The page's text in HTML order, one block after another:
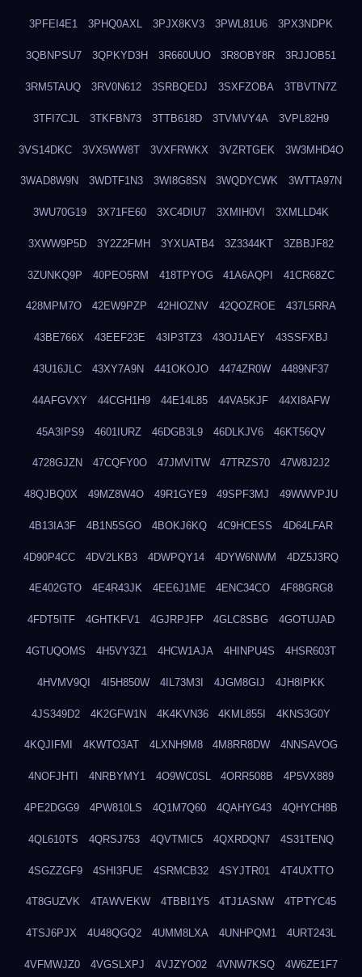
3PFEI4E1 3PHQ0AXL 3PJX8KV3 3PWL81U6 3PX3NDPK
3QBNPSU7 3QPKYD3H 3R660UUO 3R8OBY8R 3RJJOB51
3RM5TAUQ 3RV0N612 3SRBQEDJ 3SXFZOBA 3TBVTN7Z
3TFI7CJL 3TKFBN73 3TTB618D 3TVMVY4A 3VPL82H9
3VS14DKC 3VX5WW8T 3VXFRWKX 3VZRTGEK 3W3MHD4O
3WAD8W9N 3WDTF1N3 3WI8G8SN 3WQDYCWK 3WTTA97N
3WU70G19 3X71FE60 3XC4DIU7 3XMIH0VI 3XMLLD4K
3XWW9P5D 3Y2Z2FMH 3YXUATB4 3Z3344KT 3ZBBJF82
3ZUNKQ9P 40PEO5RM 418TPYOG 41A6AQPI 41CR68ZC
428MPM7O 42EW9PZP 42HIOZNV 42QOZROE 437L5RRA
43BE766X 43EEF23E 43IP3TZ3 43OJ1AEY 43SSFXBJ
43U16JLC 43XY7A9N 441OKOJO 4474ZR0W 4489NF37
44AFGVXY 44CGH1H9 44E14L85 44VA5KJF 44XI8AFW
45A3IPS9 4601IURZ 46DGB3L9 46DLKJV6 46KT56QV
4728GJZN 47CQFY0O 47JMVITW 47TRZS70 47W8J2J2
48QJBQ0X 49MZ8W4O 49R1GYE9 49SPF3MJ 49WWVPJU
4B13IA3F 4B1N5SGO 4BOKJ6KQ 4C9HCESS 4D64LFAR
4D90P4CC 4DV2LKB3 4DWPQY14 4DYW6NWM 4DZ5J3RQ
4E402GTO 4E4R43JK 4EE6J1ME 4ENC34CO 4F88GRG8
4FDT5ITF 4GHTKFV1 4GJRPJFP 4GLC8SBG 4GOTUJAD
4GTUQOMS 4H5VY3Z1 4HCW1AJA 4HINPU4S 4HSR603T
4HVMV9QI 4I5H850W 4IL73M3I 4JGM8GIJ 4JH8IPKK
4JS349D2 4K2GFW1N 4K4KVN36 4KML855I 4KNS3G0Y
4KQJIFMI 4KWTO3AT 4LXNH9M8 4M8RR8DW 4NNSAVOG
4NOFJHTI 4NRBYMY1 4O9WC0SL 4ORR508B 4P5VX889
4PE2DGG9 4PW810LS 4Q1M7Q60 4QAHYG43 4QHYCH8B
4QL610TS 4QRSJ753 4QVTMIC5 4QXRDQN7 4S31TENQ
4SGZZGF9 4SHI3FUE 4SRMCB32 4SYJTR01 4T4UXTTO
4T8GUZVK 4TAWVEKW 4TBBI1Y5 4TJ1ASNW 4TPTYC45
4TSJ6PJX 4U48QGQ2 4UMM8LXA 4UNHPQM1 4URT243L
4VFMWJZ0 4VGSLXPJ 4VJZYO02 4VNW7KSQ 4W6ZE1F7